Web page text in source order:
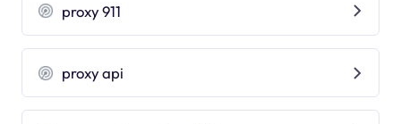
proxy 911
proxy api